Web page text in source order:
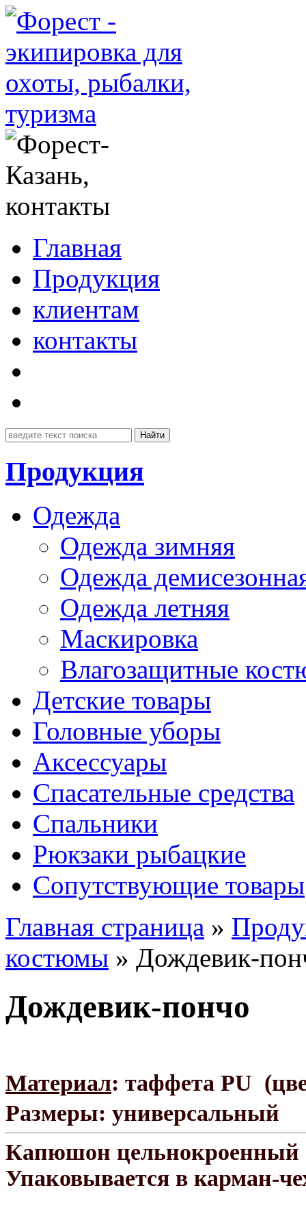
Главная
Продукция
клиентам
контакты
Продукция
Одежда
Одежда зимняя
Одежда
Одежда летняя
Маскировка
Влагозащитные
Детские товары
Головные уборы
Аксессуары
Спасательные средства
Спальники
Рюкзаки рыбацкие
Сопутствующие товары
Главная страница »
костюмы » Дождевик-
Дождевик-пончо
Материал: таффета PU
Размеры: универсальный
Капюшон цельнокроенный
Упаковывается в карман-